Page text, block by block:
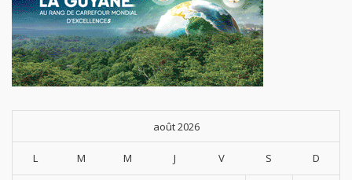
août 2026
L M M J V S D